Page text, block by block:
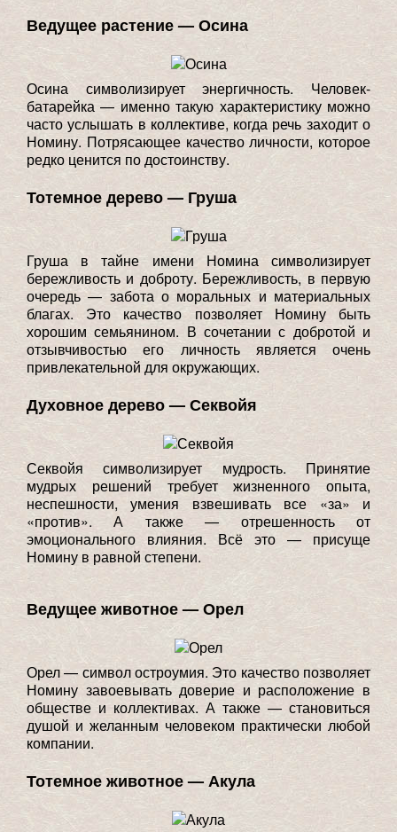
Ведущее растение — Осина
Осина символизирует энергичность. Человек-
батарейка — именно такую характеристику можно
часто услышать в коллективе, когда речь заходит о
Номину. Потрясающее качество личности, которое
редко ценится по достоинству.
Тотемное дерево — Груша
Груша в тайне имени Номина символизирует
бережливость и доброту. Бережливость, в первую
очередь — забота о моральных и материальных
благах. Это качество позволяет Номину быть
хорошим семьянином. В сочетании с добротой и
отзывчивостью его личность является очень
привлекательной для окружающих.
Духовное дерево — Секвойя
Секвойя символизирует мудрость. Принятие
мудрых решений требует жизненного опыта,
неспешности, умения взвешивать все «за» и
«против». А также — отрешенность от
эмоционального влияния. Всё это — присуще
Номину в равной степени.
Ведущее животное — Орел
Орел — символ остроумия. Это качество позволяет
Номину завоевывать доверие и расположение в
обществе и коллективах. А также — становиться
душой и желанным человеком практически любой
компании.
Тотемное животное — Акула